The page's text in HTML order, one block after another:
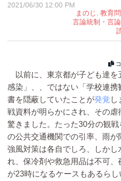
2021/06/30 12:00 PM
まのじ
教育
言論統制・言
以前に、東京都が子ども達を
感染」、、ではない「学校連
書を隠蔽していたことが発覚 し
戦資料が明らかにされ、その
驚きました。たった30分の観
の公共交通機関での引率、雨
強風対策は各自でしろ、しかし
れ、保冷剤や救急用品は不可
が23時になるケースもあるら